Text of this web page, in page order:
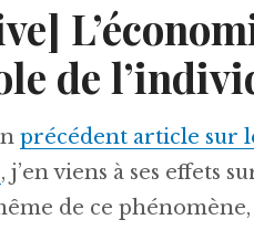
de
précédent article sur
, j’en viens à ses effets
de ce